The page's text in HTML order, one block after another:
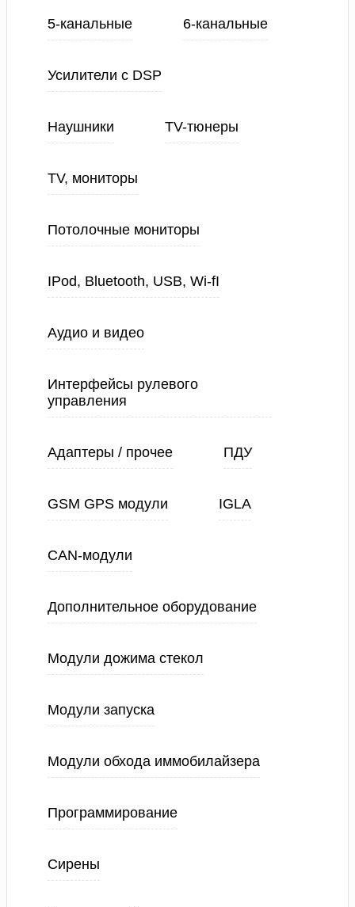
5-канальные 6-канальные
Усилители с DSP
Наушники TV-тюнеры
TV, мониторы
Потолочные мониторы
IPod, Bluetooth, USB, Wi-fI
Аудио и видео
Интерфейсы рулевого
управления
Адаптеры / прочее ПДУ
GSM GPS модули IGLA
CAN-модули
Дополнительное оборудование
Модули дожима стекол
Модули запуска
Модули обхода иммобилайзера
Программирование
Сирены